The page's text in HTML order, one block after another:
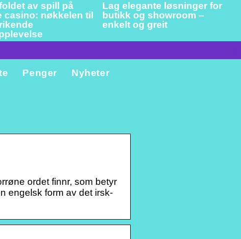
av spill på
casino: nøkkelen til
Lag elegante løsninger for
butikk og showroom –
enkelt og greit
Penger Nyheter
ordet finnr, som betyr
engelsk form av det irsk-